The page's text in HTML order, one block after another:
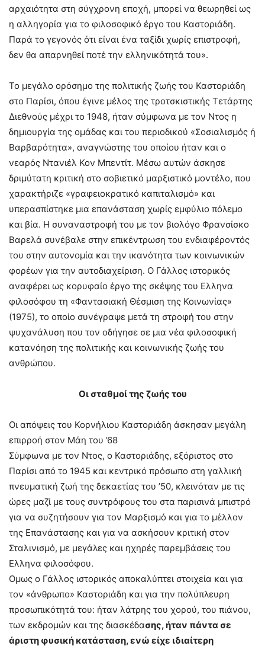
αρχαιότητα στη σύγχρονη εποχή, μπορεί να θεωρηθεί ως
η αλληγορία για το φιλοσοφικό έργο του Καστοριάδη.
Παρά το γεγονός ότι είναι ένα ταξίδι χωρίς επιστροφή,
δεν θα απαρνηθεί ποτέ την ελληνικότητά του».
Το μεγάλο ορόσημο της πολιτικής ζωής του Καστοριάδη
στο Παρίσι, όπου έγινε μέλος της τροτσκιστικής Τετάρτης
Διεθνούς μέχρι το 1948, ήταν σύμφωνα με τον Ντος η
δημιουργία της ομάδας και του περιοδικού «Σοσιαλισμός ή
Βαρβαρότητα», αναγνώστης του οποίου ήταν και ο
νεαρός Ντανιέλ Κον Μπεντίτ. Μέσω αυτών άσκησε
δριμύτατη κριτική στο σοβιετικό μαρξιστικό μοντέλο, που
χαρακτήριζε «γραφειοκρατικό καπιταλισμό» και
υπερασπίστηκε μια επανάσταση χωρίς εμφύλιο πόλεμο
και βία. Η συναναστροφή του με τον βιολόγο Φρανσίσκο
Βαρελά συνέβαλε στην επικέντρωση του ενδιαφέροντός
του στην αυτονομία και την ικανότητα των κοινωνικών
φορέων για την αυτοδιαχείριση. Ο Γάλλος ιστορικός
αναφέρει ως κορυφαίο έργο της σκέψης του Ελληνα
φιλοσόφου τη «Φαντασιακή Θέσμιση της Κοινωνίας»
(1975), το οποίο συνέγραψε μετά τη στροφή του στην
ψυχανάλυση που τον οδήγησε σε μια νέα φιλοσοφική
κατανόηση της πολιτικής και κοινωνικής ζωής του
ανθρώπου.
Οι σταθμοί της ζωής του
Οι απόψεις του Κορνήλιου Καστοριάδη άσκησαν μεγάλη
επιρροή στον Μάη του ’68
Σύμφωνα με τον Ντος, ο Καστοριάδης, εξόριστος στο
Παρίσι από το 1945 και κεντρικό πρόσωπο στη γαλλική
πνευματική ζωή της δεκαετίας του ’50, κλεινόταν με τις
ώρες μαζί με τους συντρόφους του στα παρισινά μπιστρό
για να συζητήσουν για τον Μαρξισμό και για το μέλλον
της Επανάστασης και για να ασκήσουν κριτική στον
Σταλινισμό, με μεγάλες και ηχηρές παρεμβάσεις του
Ελληνα φιλοσόφου.
Ομως ο Γάλλος ιστορικός αποκαλύπτει στοιχεία και για
τον «άνθρωπο» Καστοριάδη και για την πολύπλευρη
προσωπικότητά του: ήταν λάτρης του χορού, του πιάνου,
των εκδρομών και της διασκέδασης, ήταν πάντα σε
άριστη φυσική κατάσταση, ενώ είχε ιδιαίτερη